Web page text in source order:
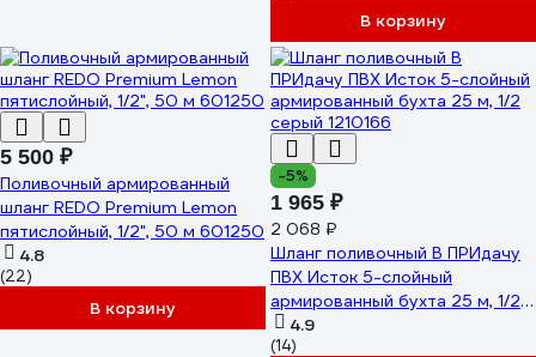
В корзину
5 500 ₽
Поливочный армированный
шланг REDO Premium Lemon
пятислойный, 1/2", 50 м 601250
4.8
(22)
В корзину
-5%
1 965 ₽
2 068 ₽
Шланг поливочный В ПРИдачу
ПВХ Исток 5-слойный
армированный бухта 25 м, 1/2
серый 1210166
4.9
(14)